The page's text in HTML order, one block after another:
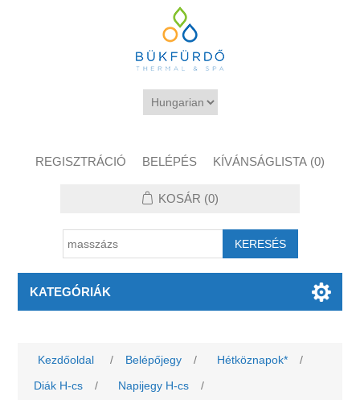
REGISZTRÁCIÓ BELÉPÉS KÍVÁNSÁGLISTA (0)
KOSÁR (0)
KATEGÓRIÁK
Kezdőoldal / Belépőjegy / Hétköznapok*
/
Diák H-cs
/ Napijegy H-cs
/